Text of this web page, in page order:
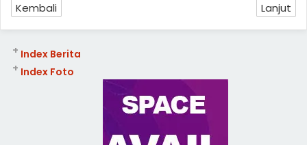
Kembali Lanjut
Index Berita
+
Index Foto
+